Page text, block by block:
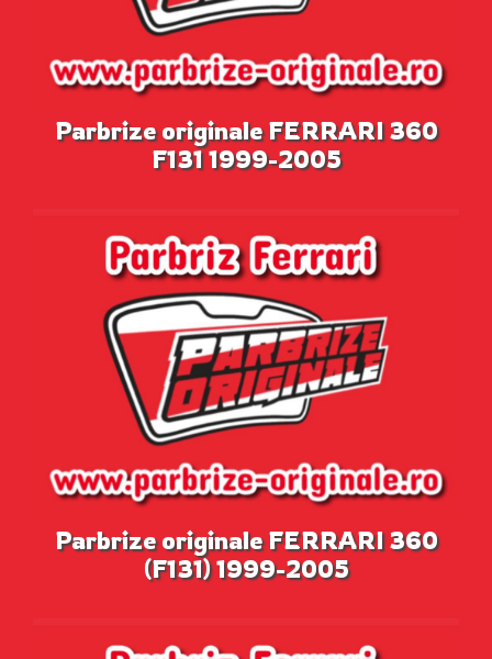
Parbrize originale FERRARI 360
F131 1999-2005
Parbrize originale FERRARI 360
(F131) 1999-2005